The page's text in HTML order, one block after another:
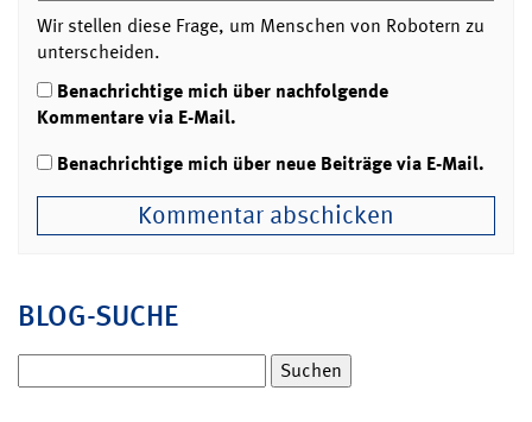
Wir stellen diese Frage, um Menschen von Robotern zu
unterscheiden.
Benachrichtige mich über nachfolgende
Kommentare via E-Mail.
Benachrichtige mich über neue Beiträge via E-Mail.
BLOG-SUCHE
nach: